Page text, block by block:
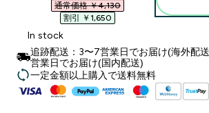
通常価格 ￥4,130‎
割引 ￥1,650‎
In stock
追跡配送：3〜7営業日でお届け(海外配
営業日でお届け(国内配送)
一定金額以上購入で送料無料